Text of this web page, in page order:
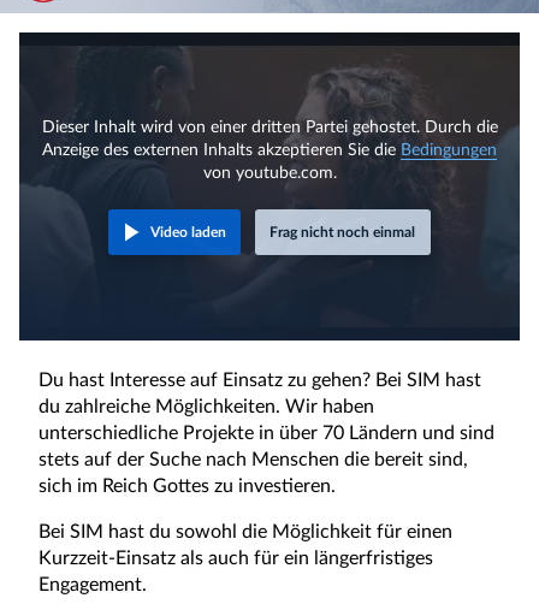
Dieser Inhalt wird von einer dritten Partei gehostet. Durch die
Anzeige des externen Inhalts akzeptieren Sie die Bedingungen
von youtube.com.
Video laden Frag nicht noch einmal
Du hast Interesse auf Einsatz zu gehen? Bei SIM hast
du zahlreiche Möglichkeiten. Wir haben
unterschiedliche Projekte in über 70 Ländern und sind
stets auf der Suche nach Menschen die bereit sind,
sich im Reich Gottes zu investieren.
Bei SIM hast du sowohl die Möglichkeit für einen
Kurzzeit-Einsatz als auch für ein längerfristiges
Engagement.